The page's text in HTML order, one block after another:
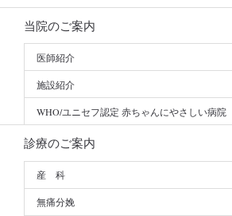
当院のご案内
医師紹介
施設紹介
WHO/ユニセフ認定 赤ちゃんにやさしい病院
診療のご案内
産 科
無痛分娩